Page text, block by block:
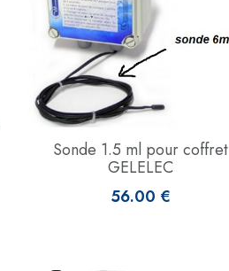
Sonde 1.5 ml pour coffret
GELELEC
56.00 €